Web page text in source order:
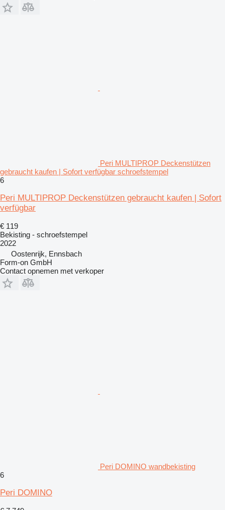
Peri MULTIPROP Deckenstützen
gebraucht kaufen | Sofort verfügbar schroefstempel
6
Peri MULTIPROP Deckenstützen gebraucht kaufen | Sofort
verfügbar
€ 119
Bekisting - schroefstempel
2022
Oostenrijk, Ennsbach
Form-on GmbH
Contact opnemen met verkoper
Peri DOMINO wandbekisting
6
Peri DOMINO